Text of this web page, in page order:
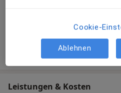
Mehr Details
Leistungen & Kosten
Cookie-
Ablehnen